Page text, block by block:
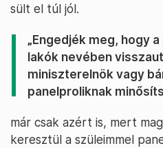
sült el túl jól.
„Engedjék meg, hogy
lakók nevében
miniszterelnök vagy
panelproliknak
már csak azért is, mert
keresztül a szüleimmel